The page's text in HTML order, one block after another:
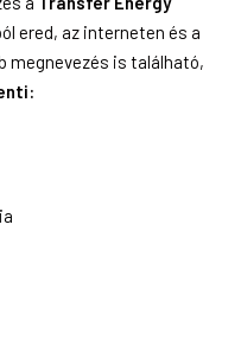
ered, az interneten és a
megnevezés is található,